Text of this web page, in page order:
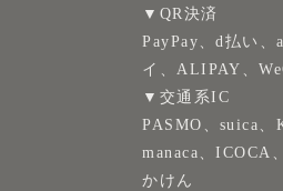
▼QR決済
PayPay、d払い、
イ、ALIPAY、
▼交通系IC
PASMO、suica、
manaca、ICOCA
かけん